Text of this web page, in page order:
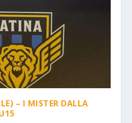
– I MISTER DALLA